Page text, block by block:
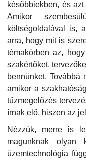
későbbiekben, és
Amikor
költségoldalával is,
arra, hogy mit is
témakörben az,
szakértőket,
bennünket. Továbbá
amikor a
tűzmegelőzés
írnak elő, hiszen az
Nézzük, merre is
magunknak olyan
üzemtechnológia